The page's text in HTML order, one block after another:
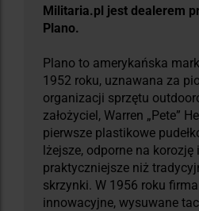
Militaria.pl jest dealerem
Plano.
Plano to amerykańska
1952 roku, uznawana za
organizacji sprzętu
założyciel, Warren „Pete”
pierwsze plastikowe
lżejsze, odporne na korozję
praktyczniejsze niż
skrzynki. W 1956 roku
innowacyjne, wysuwane